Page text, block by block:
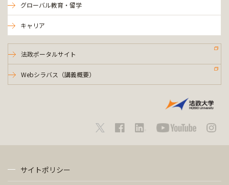
グローバル教育・留学
キャリア
法政ポータルサイト
Webシラバス（講義概要）
サイトポリシー